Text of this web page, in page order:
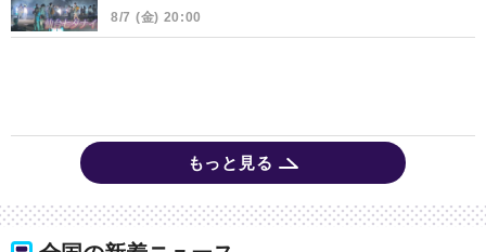
8/7 (金) 20:00
もっと見る